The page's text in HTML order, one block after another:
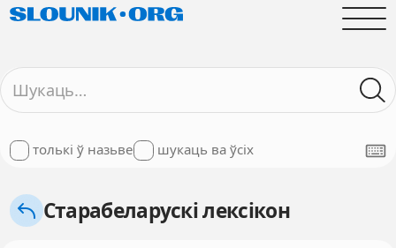
толькі ў назьве шукаць ва ўсіх
Старабеларускі лексікон